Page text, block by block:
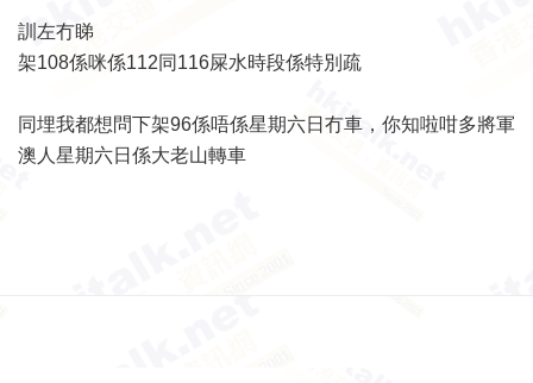
訓左冇睇
架108係咪係112同116屎水時段係特別疏
同埋我都想問下架96係唔係星期六日冇車，你知啦咁多將軍
澳人星期六日係大老山轉車